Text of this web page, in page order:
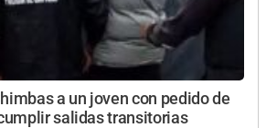
a un joven con pedido de
salidas transitorias